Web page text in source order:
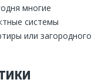
многие
системы
или загородного